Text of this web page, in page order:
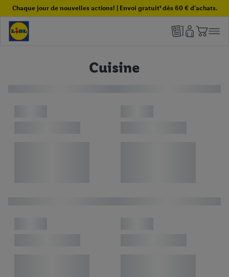
Chaque jour de nouvelles actions! | Envoi gratuit¹ dès 60 € d'achats.
Cuisine